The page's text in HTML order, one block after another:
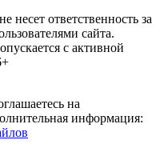
ответственность за
сайта.
с активной
на
информация: